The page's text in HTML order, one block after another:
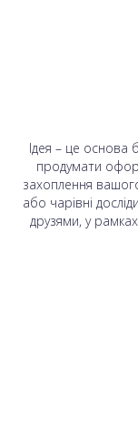
Ідея – це основа
продумати
захоплення
або чарівні
друзями, у